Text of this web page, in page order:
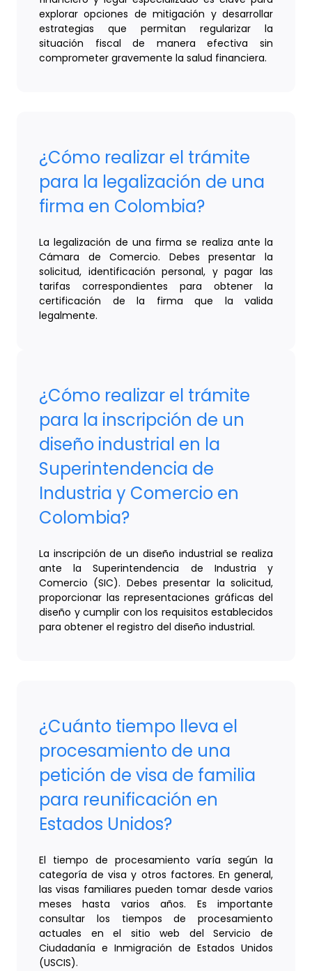
explorar opciones de mitigación y desarrollar
estrategias que permitan regularizar la
situación fiscal de manera efectiva sin
comprometer gravemente la salud financiera.
¿Cómo realizar el trámite
para la legalización de una
firma en Colombia?
La legalización de una firma se realiza ante la
Cámara de Comercio. Debes presentar la
solicitud, identificación personal, y pagar las
tarifas correspondientes para obtener la
certificación de la firma que la valida
legalmente.
¿Cómo realizar el trámite
para la inscripción de un
diseño industrial en la
Superintendencia de
Industria y Comercio en
Colombia?
La inscripción de un diseño industrial se realiza
ante la Superintendencia de Industria y
Comercio (SIC). Debes presentar la solicitud,
proporcionar las representaciones gráficas del
diseño y cumplir con los requisitos establecidos
para obtener el registro del diseño industrial.
¿Cuánto tiempo lleva el
procesamiento de una
petición de visa de familia
para reunificación en
Estados Unidos?
El tiempo de procesamiento varía según la
categoría de visa y otros factores. En general,
las visas familiares pueden tomar desde varios
meses hasta varios años. Es importante
consultar los tiempos de procesamiento
actuales en el sitio web del Servicio de
Ciudadanía e Inmigración de Estados Unidos
(USCIS).